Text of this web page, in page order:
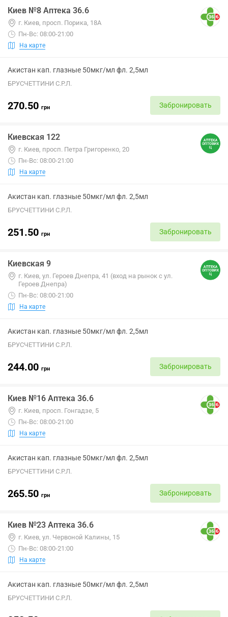
Киев №8 Аптека 36.6
г. Киев, просп. Порика, 18А
Пн-Вс: 08:00-21:00
На карте
Акистан кап. глазные 50мкг/мл фл. 2,5мл
БРУСЧЕТТИНИ С.Р.Л.
270.50 грн Забронировать
Киевская 122
г. Киев, просп. Петра Григоренко, 20
Пн-Вс: 08:00-21:00
На карте
Акистан кап. глазные 50мкг/мл фл. 2,5мл
БРУСЧЕТТИНИ С.Р.Л.
251.50 грн Забронировать
Киевская 9
г. Киев, ул. Героев Днепра, 41 (вход на рынок с ул.
Героев Днепра)
Пн-Вс: 08:00-21:00
На карте
Акистан кап. глазные 50мкг/мл фл. 2,5мл
БРУСЧЕТТИНИ С.Р.Л.
244.00 грн Забронировать
Киев №16 Аптека 36.6
г. Киев, просп. Гонгадзе, 5
Пн-Вс: 08:00-21:00
На карте
Акистан кап. глазные 50мкг/мл фл. 2,5мл
БРУСЧЕТТИНИ С.Р.Л.
265.50 грн Забронировать
Киев №23 Аптека 36.6
г. Киев, ул. Червоной Калины, 15
Пн-Вс: 08:00-21:00
На карте
Акистан кап. глазные 50мкг/мл фл. 2,5мл
БРУСЧЕТТИНИ С.Р.Л.